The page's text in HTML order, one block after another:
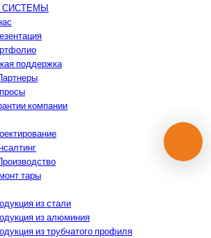
СИСТЕМЫ
поддержка
компании
тары
из стали
из алюминия
из трубчатого профиля